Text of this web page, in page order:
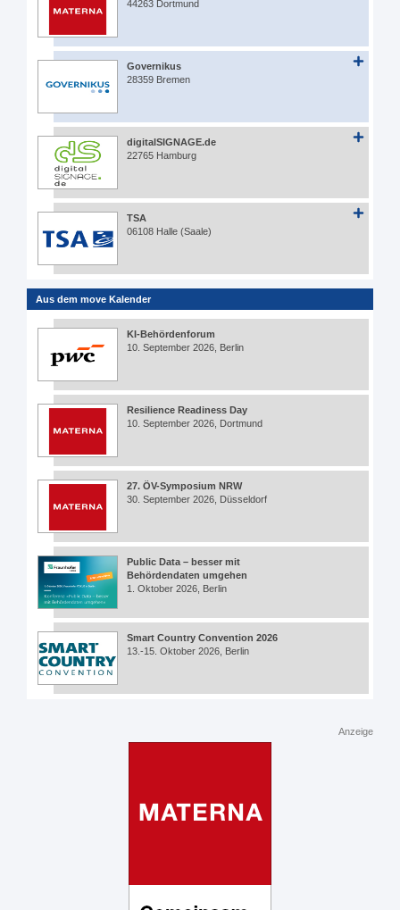
44263 Dortmund
Governikus
28359 Bremen
digitalSIGNAGE.de
22765 Hamburg
TSA
06108 Halle (Saale)
Aus dem move Kalender
KI-Behördenforum
10. September 2026, Berlin
Resilience Readiness Day
10. September 2026, Dortmund
27. ÖV-Symposium NRW
30. September 2026, Düsseldorf
Public Data – besser mit
Behördendaten umgehen
1. Oktober 2026, Berlin
Smart Country Convention 2026
13.-15. Oktober 2026, Berlin
Anzeige